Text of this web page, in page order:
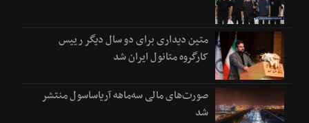
متین دیداری برای دو سال دیگر رییس
کارگروه متانول ایران شد
صورت‌های مالی سه‌ماهه آریاساسول منتشر
شد